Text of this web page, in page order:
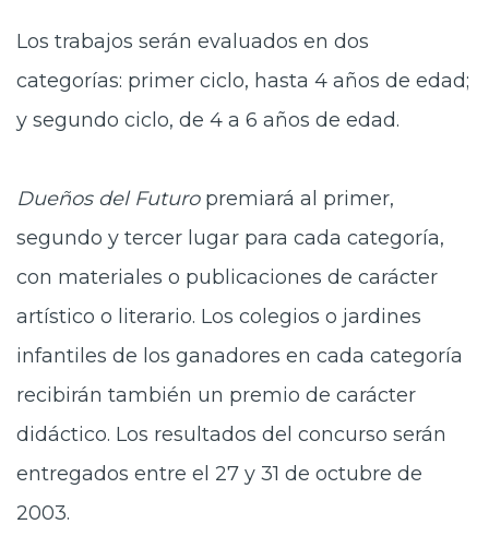
Los trabajos serán evaluados en dos
categorías: primer ciclo, hasta 4 años de edad;
y segundo ciclo, de 4 a 6 años de edad.
Dueños del Futuropremiará al primer,
segundo y tercer lugar para cada categoría,
con materiales o publicaciones de carácter
artístico o literario. Los colegios o jardines
infantiles de los ganadores en cada categoría
recibirán también un premio de carácter
didáctico. Los resultados del concurso serán
entregados entre el 27 y 31 de octubre de
2003.